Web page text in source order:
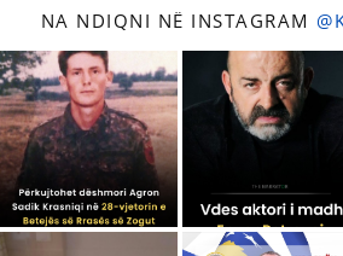
NA NDIQNI NË INSTAGRAM